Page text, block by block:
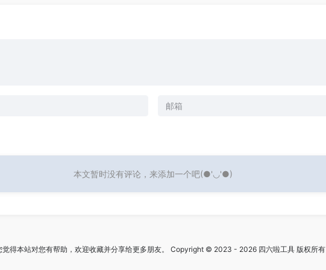
本文暂时没有评论，来添加一个吧(●'◡'●)
觉得本站对您有帮助，欢迎收藏并分享给更多朋友。 Copyright © 2023 - 2026 四六啦工具 版权所有